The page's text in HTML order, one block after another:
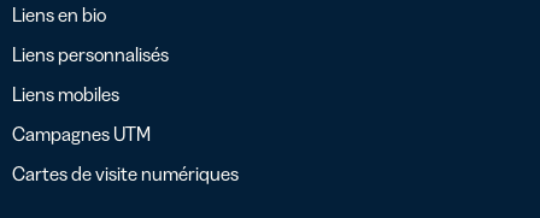
Liens en bio
Liens personnalisés
Liens mobiles
Campagnes UTM
Cartes de visite numériques